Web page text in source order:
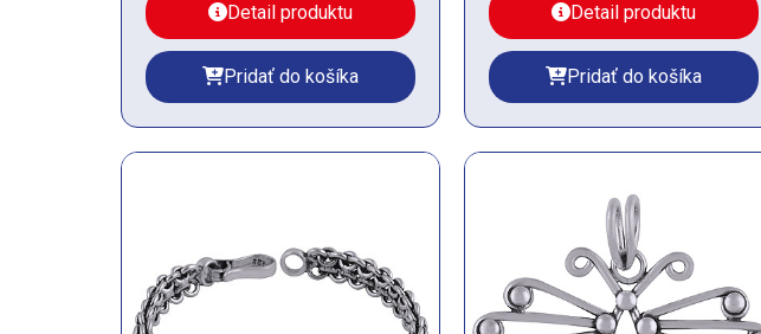
Detail produktu
Pridať do košíka
Detail produktu
Pridať do košíka